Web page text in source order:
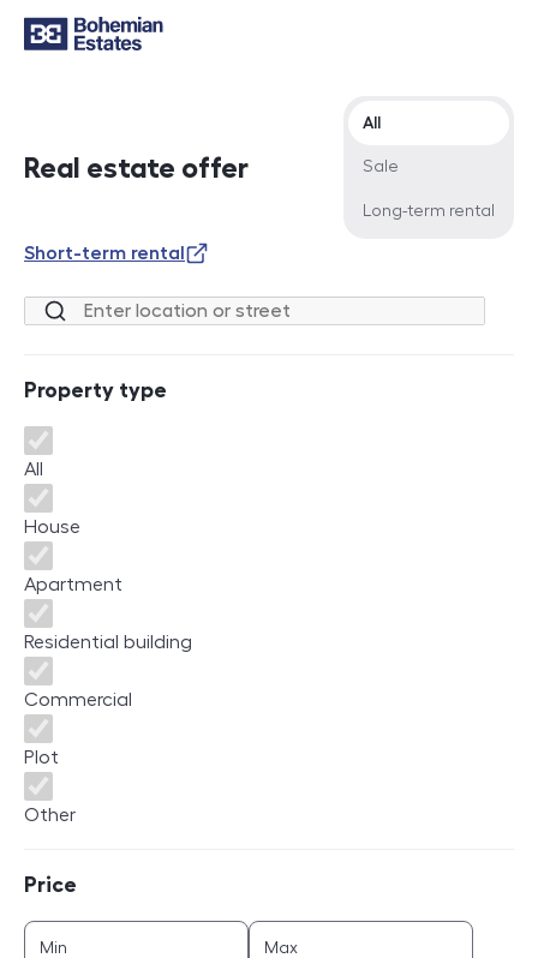
Real estate offer
Offer type
All
Sale
Long-term rental
Short-term rental
Location or street
Property type
Property type
All
House
Apartment
Residential building
Commercial
Plot
Other
Price
Min Maxprice (